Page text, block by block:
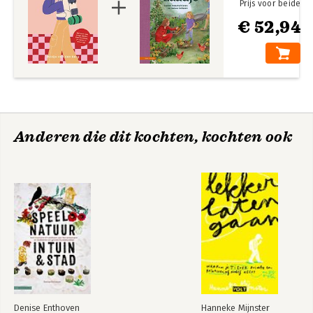
€ 52,94
Prijs voor beide
Anderen die dit kochten, kochten ook
Denise Enthoven Hanneke Mijnster